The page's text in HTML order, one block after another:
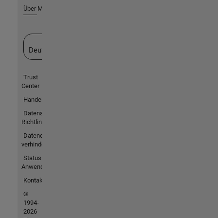
Über MathWorks
Deutschland
Trust
Center
Handelsmarken
Datenschutz-
Richtlinien
Datendiebstahl
verhindern
Status von
Anwendungen
Kontakt
©
1994-
2026